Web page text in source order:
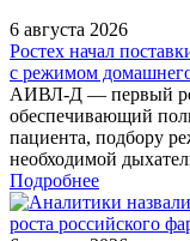
6 августа 2026
Ростех начал
с режимом
АИВЛ‑Д — первый
обеспечивающий
пациента, подбору
необходимой
Подробнее